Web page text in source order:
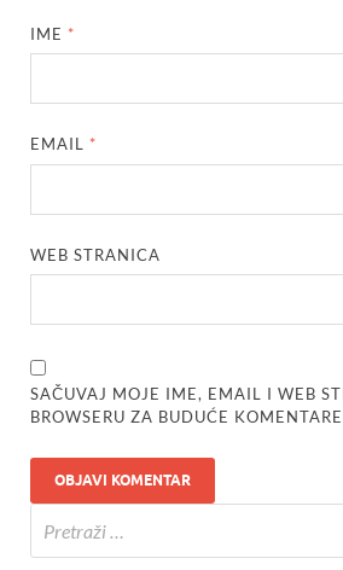
IME *
EMAIL *
WEB STRANICA
SAČUVAJ MOJE IME, EMAIL I WEB
BROWSERU ZA BUDUĆE